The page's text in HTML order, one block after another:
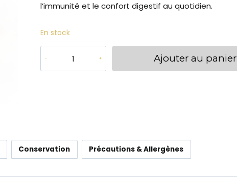
l’immunité et le confort digestif au quotidien.
En stock
Ajouter au panier
Conservation
Précautions & Allergènes